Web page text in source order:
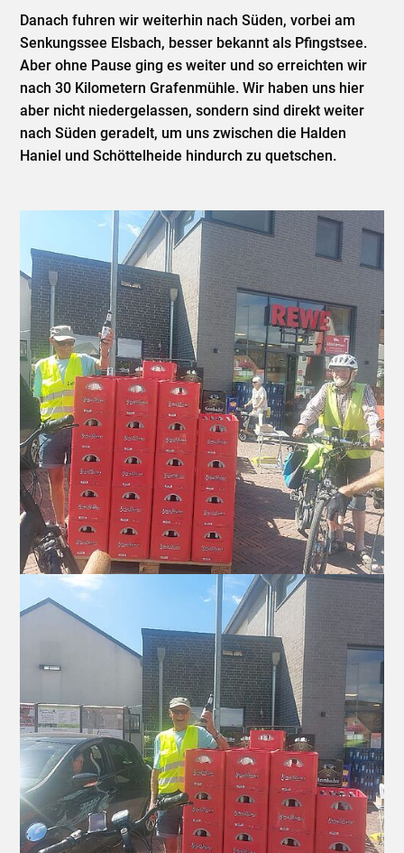
Danach fuhren wir weiterhin nach Süden, vorbei am
Senkungssee Elsbach, besser bekannt als Pfingstsee.
Aber ohne Pause ging es weiter und so erreichten wir
nach 30 Kilometern Grafenmühle. Wir haben uns hier
aber nicht niedergelassen, sondern sind direkt weiter
nach Süden geradelt, um uns zwischen die Halden
Haniel und Schöttelheide hindurch zu quetschen.